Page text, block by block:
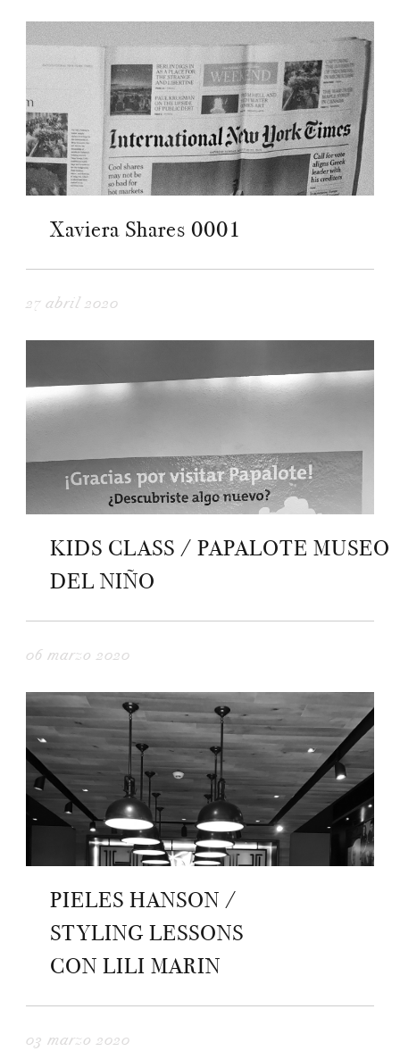
Xaviera Shares 0001
27 abril 2020
KIDS CLASS / PAPALOTE MUSEO
DEL NIÑO
06 marzo 2020
PIELES HANSON /
STYLING LESSONS
CON LILI MARIN
03 marzo 2020